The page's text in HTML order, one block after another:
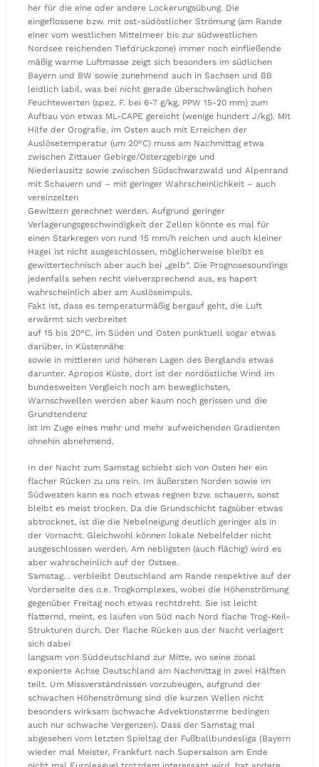
her für die eine oder andere Lockerungsübung. Die
eingeflossene bzw. mit ost-südöstlicher Strömung (am Rande
einer vom westlichen Mittelmeer bis zur südwestlichen
Nordsee reichenden Tiefdruckzone) immer noch einfließende
mäßig warme Luftmasse zeigt sich besonders im südlichen
Bayern und BW sowie zunehmend auch in Sachsen und BB
leidlich labil, was bei nicht gerade überschwänglich hohen
Feuchtewerten (spez. F. bei 6-7 g/kg, PPW 15-20 mm) zum
Aufbau von etwas ML-CAPE gereicht (wenige hundert J/kg). Mit
Hilfe der Orografie, im Osten auch mit Erreichen der
Auslösetemperatur (um 20°C) muss am Nachmittag etwa
zwischen Zittauer Gebirge/Osterzgebirge und
Niederlausitz sowie zwischen Südschwarzwald und Alpenrand
mit Schauern und – mit geringer Wahrscheinlichkeit – auch
vereinzelten
Gewittern gerechnet werden. Aufgrund geringer
Verlagerungsgeschwindigkeit der Zellen könnte es mal für
einen Starkregen von rund 15 mm/h reichen und auch kleiner
Hagel ist nicht ausgeschlossen, möglicherweise bleibt es
gewittertechnisch aber auch bei „gelb“. Die Prognosesoundings
jedenfalls sehen recht vielversprechend aus, es hapert
wahrscheinlich aber am Auslöseimpuls.
Fakt ist, dass es temperaturmäßig bergauf geht, die Luft
erwärmt sich verbreitet
auf 15 bis 20°C, im Süden und Osten punktuell sogar etwas
darüber, in Küstennähe
sowie in mittleren und höheren Lagen des Berglands etwas
darunter. Apropos Küste, dort ist der nordöstliche Wind im
bundesweiten Vergleich noch am beweglichsten,
Warnschwellen werden aber kaum noch gerissen und die
Grundtendenz
ist im Zuge eines mehr und mehr aufweichenden Gradienten
ohnehin abnehmend.
In der Nacht zum Samstag schiebt sich von Osten her ein
flacher Rücken zu uns rein. Im äußersten Norden sowie im
Südwesten kann es noch etwas regnen bzw. schauern, sonst
bleibt es meist trocken. Da die Grundschicht tagsüber etwas
abtrocknet, ist die die Nebelneigung deutlich geringer als in
der Vornacht. Gleichwohl können lokale Nebelfelder nicht
ausgeschlossen werden. Am nebligsten (auch flächig) wird es
aber wahrscheinlich auf der Ostsee.
Samstag… verbleibt Deutschland am Rande respektive auf der
Vorderseite des o.e. Trogkomplexes, wobei die Höhenströmung
gegenüber Freitag noch etwas rechtdreht. Sie ist leicht
flatternd, meint, es laufen von Süd nach Nord flache Trog-Keil-
Strukturen durch. Der flache Rücken aus der Nacht verlagert
sich dabei
langsam von Süddeutschland zur Mitte, wo seine zonal
exponierte Achse Deutschland am Nachmittag in zwei Hälften
teilt. Um Missverständnissen vorzubeugen, aufgrund der
schwachen Höhenströmung sind die kurzen Wellen nicht
besonders wirksam (schwache Advektionsterme bedingen
auch nur schwache Vergenzen). Dass der Samstag mal
abgesehen vom letzten Spieltag der Fußballbundesliga (Bayern
wieder mal Meister, Frankfurt nach Supersaison am Ende